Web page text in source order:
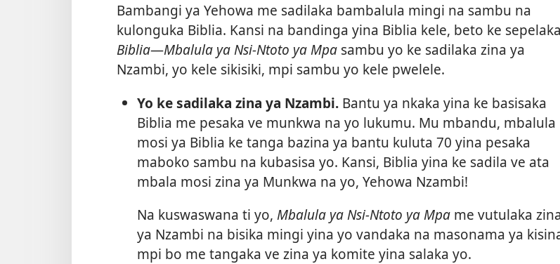
Bambangi ya Yehowa me sadilaka bambalula mingi na sambu na
kulonguka Biblia. Kansi na bandinga yina Biblia kele, beto ke
Biblia—Mbalula ya Nsi-Ntoto ya Mpa sambu yo ke sadilaka zina ya
Nzambi, yo kele sikisiki, mpi sambu yo kele pwelele.
Yo ke sadilaka zina ya Nzambi.Bantu ya nkaka yina ke basisaka
Biblia me pesaka ve munkwa na yo lukumu. Mu mbandu, mbalula
mosi ya Biblia ke tanga bazina ya bantu kuluta 70 yina pesaka
maboko sambu na kubasisa yo. Kansi, Biblia yina ke sadila ve ata
mbala mosi zina ya Munkwa na yo, Yehowa Nzambi!
Na kuswaswana ti yo, Mbalula ya Nsi-Ntoto ya Mpame vutulaka
ya Nzambi na bisika mingi yina yo vandaka na masonama ya
mpi bo me tangaka ve zina ya komite yina salaka yo.